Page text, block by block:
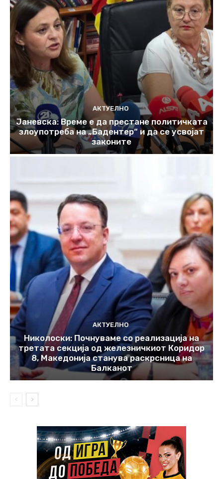
АКТУЕЛНО
Јаневска: Време е да престане политичката
злоупотреба на „Бадентер“ и да се усвојат
законите
АКТУЕЛНО
Николоски: Почнуваме со реализација на
третата секција од железничкиот Коридор
8, Македонија станува раскрсница на
Балканот